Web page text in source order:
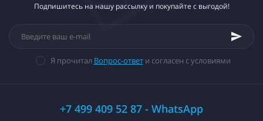
Подпишитесь на нашу рассылку и покупайте с выгодой!
Я прочитал Вопрос-ответи согласен с условиями
+7 499 409 52 87 - WhatsApp